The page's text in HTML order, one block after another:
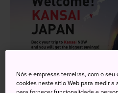
Nós e empresas terceiras, com o
cookies neste sítio Web para medir a